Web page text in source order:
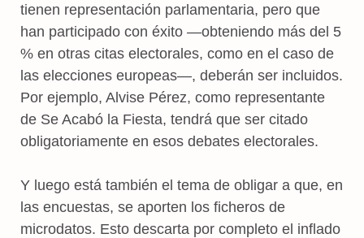
tienen representación parlamentaria, pero que
han participado con éxito —obteniendo más del 5
% en otras citas electorales, como en el caso de
las elecciones europeas—, deberán ser incluidos.
Por ejemplo, Alvise Pérez, como representante
de Se Acabó la Fiesta, tendrá que ser citado
obligatoriamente en esos debates electorales.
Y luego está también el tema de obligar a que, en
las encuestas, se aporten los ficheros de
microdatos. Esto descarta por completo el inflado